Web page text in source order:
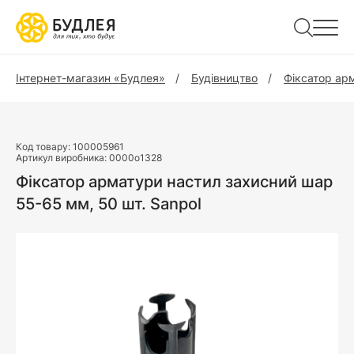
Інтернет-магазин «Будлея» Будівництво Фіксатор
Код товару: 100005961
Артикул виробника: 0000o1328
Фіксатор арматури настил захисний шар
55-65 мм, 50 шт. Sanpol